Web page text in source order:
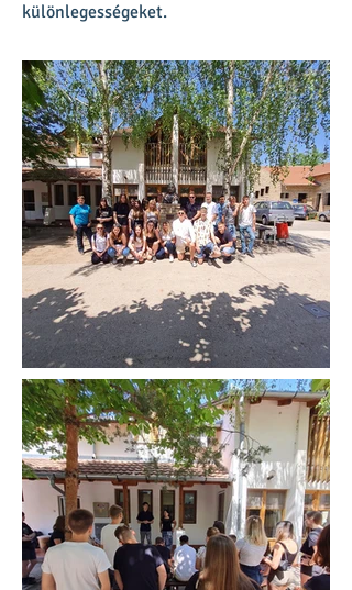
különlegességeket.